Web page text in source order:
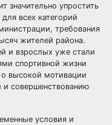
значительно упростить
всех категорий
требования
жителей района.
и взрослых уже стали
спортивной жизни
о высокой мотивации
и совершенствованию
условия и